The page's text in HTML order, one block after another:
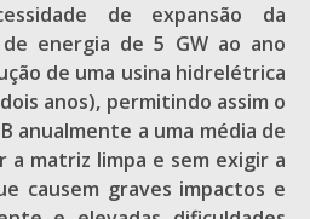
de expansão da
energia de 5 GW ao ano
de uma usina hidrelétrica
anos), permitindo assim o
anualmente a uma média de
a matriz limpa e sem exigir a
causem graves impactos e